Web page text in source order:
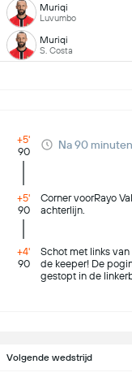
Muriqi
Luvumbo
Muriqi
S. Costa
+5'
90
Na 90
+5'
90
Corner voorRayo
achterlijn.
+4'
90
Schot met links
de keeper! De
gestopt in de
Volgende wedstrijd